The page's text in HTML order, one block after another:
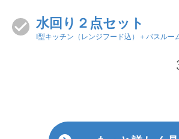
水回り２点セット
I型キッチン（レンジフード込）＋バスルー